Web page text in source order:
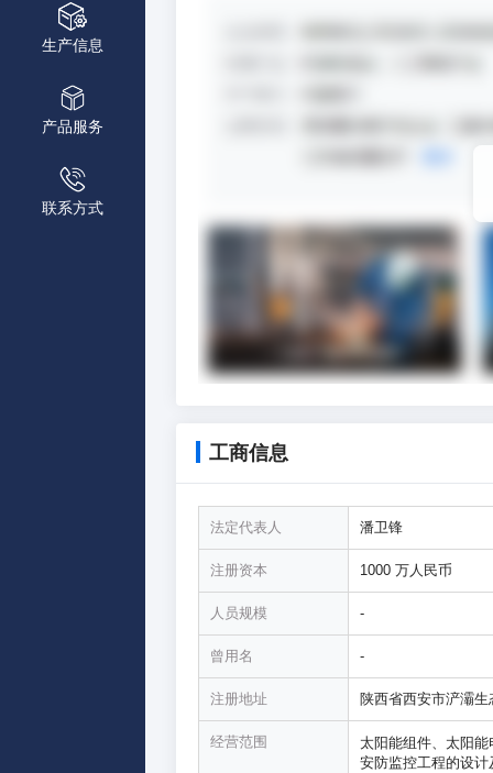
生产信息
产品服务
联系方式
工商信息
法定代表人 潘卫锋
注册资本 1000 万人民币
人员规模 -
曾用名 -
注册地址 陕西省西安市浐灞
经营范围
太阳能组件、太阳
安防监控工程的设